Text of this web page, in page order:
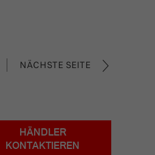
NÄCHSTE SEITE
HÄNDLER
KONTAKTIEREN